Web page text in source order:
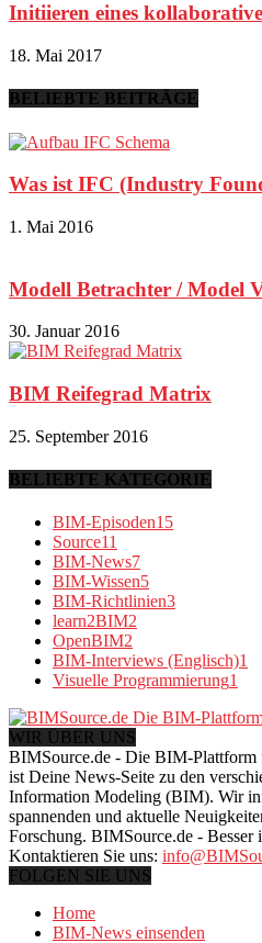
Initiieren eines
18. Mai 2017
BELIEBTE BEITRÄGE
Was ist IFC (Industry
1. Mai 2016
Modell Betrachter / Model
30. Januar 2016
BIM Reifegrad Matrix
25. September 2016
BELIEBTE KATEGORIE
BIM-Episoden15
Source11
BIM-News7
BIM-Wissen5
BIM-Richtlinien3
learn2BIM2
OpenBIM2
BIM-Interviews (Englisch)1
Visuelle Programmierung1
WIR ÜBER UNS
BIMSource.de - Die BIM-
ist Deine News-Seite zu den
Information Modeling (BIM). Wir
spannenden und aktuelle
Forschung. BIMSource.de - Besser
Kontaktieren Sie uns:
FOLGEN SIE UNS
Home
BIM-News einsenden